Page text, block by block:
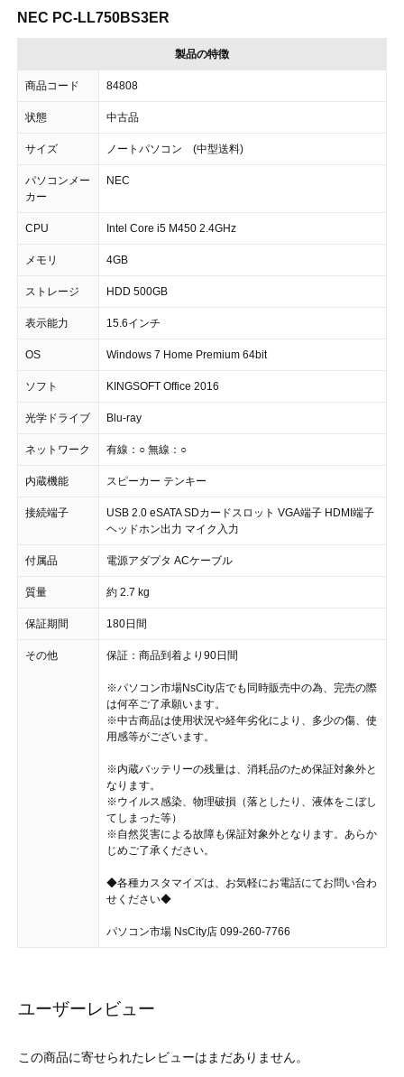
NEC PC-LL750BS3ER
製品の特徴
商品コード 84808
状態 中古品
サイズ ノートパソコン (中型送料)
パソコンメー
カー
NEC
CPU Intel Core i5 M450 2.4GHz
メモリ 4GB
ストレージ HDD 500GB
表示能力 15.6インチ
OS Windows 7 Home Premium 64bit
ソフト KINGSOFT Office 2016
光学ドライブ Blu-ray
ネットワーク 有線：○ 無線：○
内蔵機能 スピーカー テンキー
接続端子
USB 2.0 eSATA SDカードスロット VGA端子 HDMI端子
ヘッドホン出力 マイク入力
付属品 電源アダプタ ACケーブル
質量 約 2.7 kg
保証期間 180日間
その他 保証：商品到着より90日間
※パソコン市場NsCity店でも同時販売中の為、完売の際
は何卒ご了承願います。
※中古商品は使用状況や経年劣化により、多少の傷、使
用感等がございます。
※内蔵バッテリーの残量は、消耗品のため保証対象外と
なります。
※ウイルス感染、物理破損（落としたり、液体をこぼし
てしまった等）
※自然災害による故障も保証対象外となります。あらか
じめご了承ください。
◆各種カスタマイズは、お気軽にお電話にてお問い合わ
せください◆
パソコン市場 NsCity店 099-260-7766
ユーザーレビュー
この商品に寄せられたレビューはまだありません。